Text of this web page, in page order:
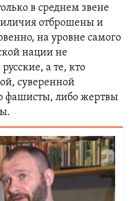
в среднем звене
отброшены и
на уровне самого
нации не
а те, кто
суверенной
фашисты, либо жертвы